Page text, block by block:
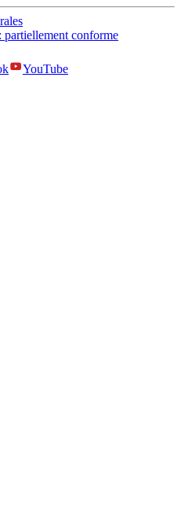
partiellement conforme
YouTube